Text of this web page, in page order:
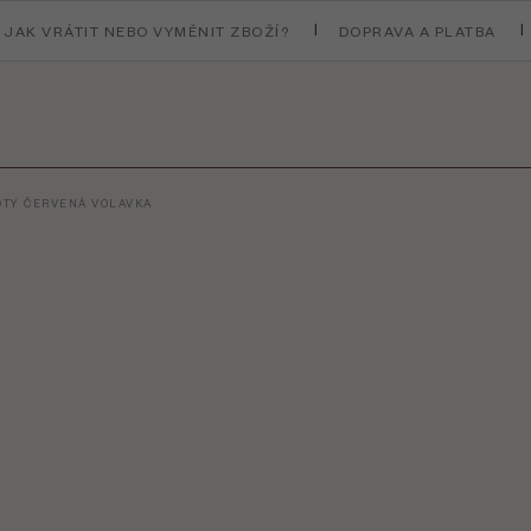
JAK VRÁTIT NEBO VYMĚNIT ZBOŽÍ? DOPRAVA A PLATBA
ČERVENÁ VOLAVKA